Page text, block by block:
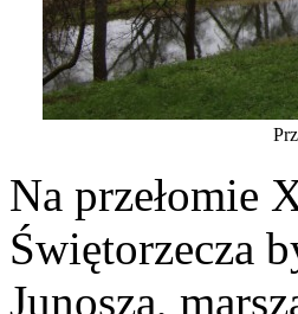
Na przełomie
Świętorzecza
Junosza,